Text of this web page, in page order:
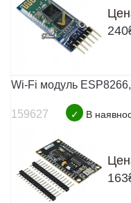
240
Wi-Fi модуль
159627 ✓ В
163